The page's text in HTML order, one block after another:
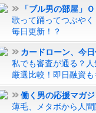
「ブル男の部屋」
歌って踊ってつぶや
毎日更新！？
カードローン、今日
私でも審査が通る？
厳選比較！即日融資
働く男の応援マガ
薄毛、メタボから人